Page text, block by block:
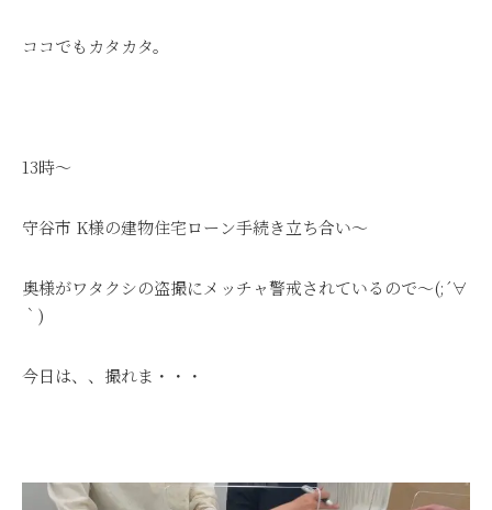
ココでもカタカタ。
13時～
守谷市 K様の建物住宅ローン手続き立ち合い～
奥様がワタクシの盗撮にメッチャ警戒されているので～(;´∀
｀)
今日は、、撮れま・・・